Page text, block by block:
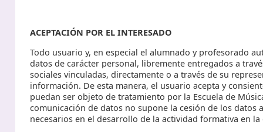
ACEPTACIÓN POR EL INTERESADO
Todo usuario y, en especial el alumnado y profesorado
datos de carácter personal, libremente entregados a
sociales vinculadas, directamente o a través de su
información. De esta manera, el usuario acepta y
puedan ser objeto de tratamiento por la Escuela de
comunicación de datos no supone la cesión de los
necesarios en el desarrollo de la actividad formativa en